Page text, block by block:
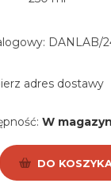
DANLAB/
adres dostawy
W
DO